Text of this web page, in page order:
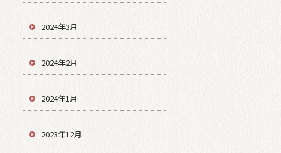
2024年3月
2024年2月
2024年1月
2023年12月